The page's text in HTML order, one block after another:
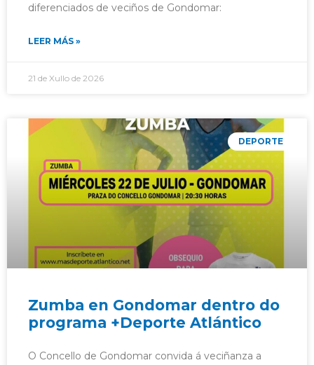
diferenciados de veciños de Gondomar:
LEER MÁS »
21 de Xullo de 2026
DEPORTE
Zumba en Gondomar dentro do
programa +Deporte Atlántico
O Concello de Gondomar convida á veciñanza a